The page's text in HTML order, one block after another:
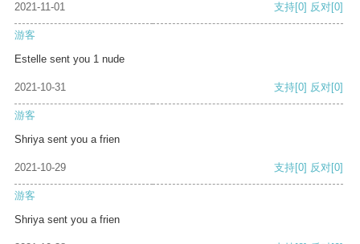
2021-11-01 支持[0] 反对[0]
游客
Estelle sent you 1 nude
2021-10-31 支持[0] 反对[0]
游客
Shriya sent you a frien
2021-10-29 支持[0] 反对[0]
游客
Shriya sent you a frien